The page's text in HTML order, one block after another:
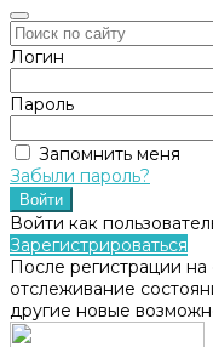
Логин
Пароль
Запомнить меня
Забыли пароль?
Войти как
Зарегистрироваться
После регистрации
отслеживание
другие новые